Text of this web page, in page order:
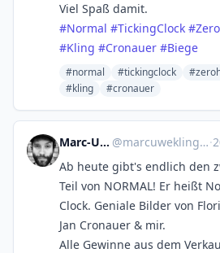
Viel Spaß damit.
#Normal #TickingClock #
#Kling #Cronauer #Biege
#normal #tickingclock
#kling
#cronauer
Marc-Uwe Kling @marcuwekling@cultur.social ·
Ab heute gibt's endlich den
Teil von NORMAL! Er heißt
Clock. Geniale Bilder von
Jan Cronauer & mir.
Alle Gewinne aus dem